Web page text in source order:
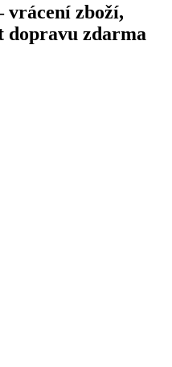
vrácení zboží,
dopravu zdarma